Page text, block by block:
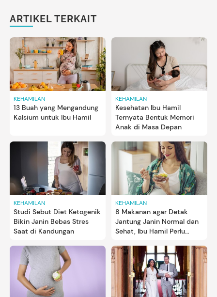
ARTIKEL TERKAIT
KEHAMILAN
13 Buah yang Mengandung
Kalsium untuk Ibu Hamil
KEHAMILAN
Kesehatan Ibu Hamil
Ternyata Bentuk Memori
Anak di Masa Depan
KEHAMILAN
Studi Sebut Diet Ketogenik
Bikin Janin Bebas Stres
Saat di Kandungan
KEHAMILAN
8 Makanan agar Detak
Jantung Janin Normal dan
Sehat, Ibu Hamil Perlu